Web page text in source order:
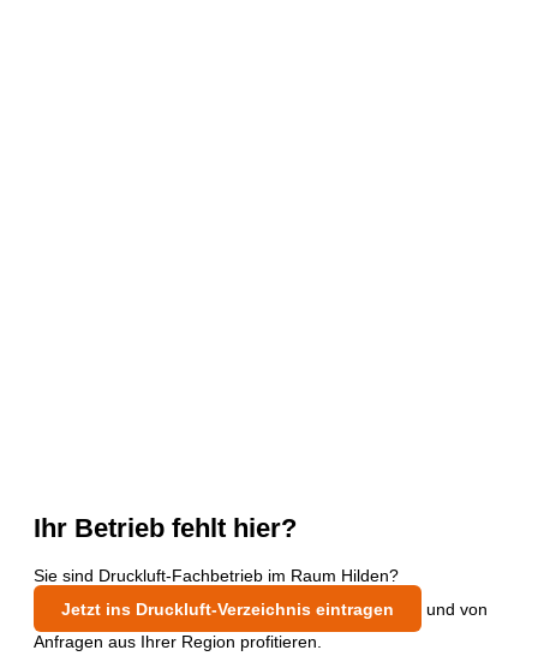
Ihr Betrieb fehlt hier?
Sie sind Druckluft-Fachbetrieb im Raum Hilden?
Jetzt ins Druckluft-Verzeichnis eintragen
und von
Anfragen aus Ihrer Region profitieren.